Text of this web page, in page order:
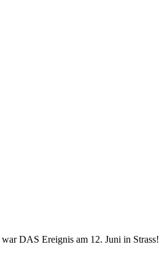
war DAS Ereignis am 12. Juni in Strass!